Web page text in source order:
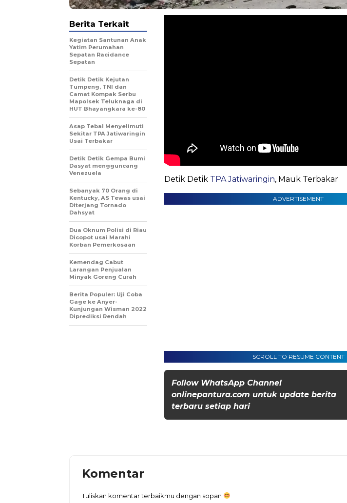
Detik Detik TPA Jatiwaringin, Mauk Terbakar
ADVERTISEMENT
SCROLL TO RESUME CONTENT
Follow WhatsApp Channel
onlinepantura.com untuk update berita
terbaru setiap hari
Berita Terkait
Kegiatan Santunan Anak
Yatim Perumahan
Sepatan Racidance
Sepatan
Detik Detik Kejutan
Tumpeng, TNI dan
Camat Kompak Serbu
Mapolsek Teluknaga di
HUT Bhayangkara ke-80
Asap Tebal Menyelimuti
Sekitar TPA Jatiwaringin
Usai Terbakar
Detik Detik Gempa Bumi
Dasyat mengguncang
Venezuela
Sebanyak 70 Orang di
Kentucky, AS Tewas usai
Diterjang Tornado
Dahsyat
Dua Oknum Polisi di Riau
Dicopot usai Marahi
Korban Pemerkosaan
Kemendag Cabut
Larangan Penjualan
Minyak Goreng Curah
Berita Populer: Uji Coba
Gage ke Anyer-
Kunjungan Wisman 2022
Diprediksi Rendah
Komentar
Tuliskan komentar terbaikmu dengan sopan